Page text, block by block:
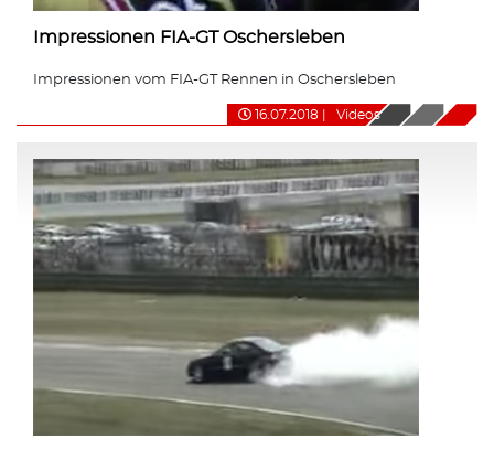
Impressionen FIA-GT Oschersleben
Impressionen vom FIA-GT Rennen in Oschersleben
16.07.2018 Videos